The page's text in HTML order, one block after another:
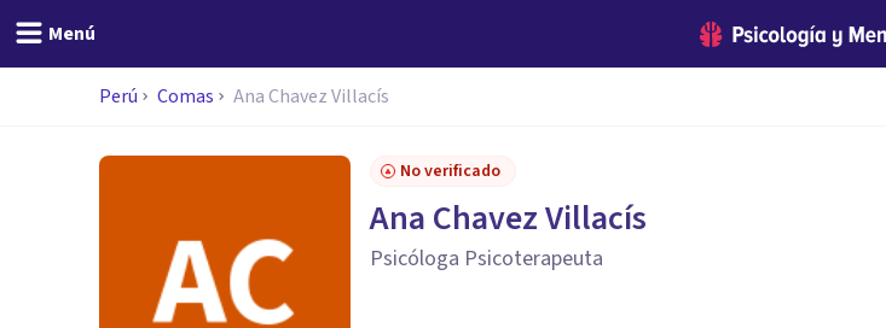
Menú
Perú Comas Ana Chavez Villacís
No verificado
Ana Chavez Villacís
Psicóloga Psicoterapeuta